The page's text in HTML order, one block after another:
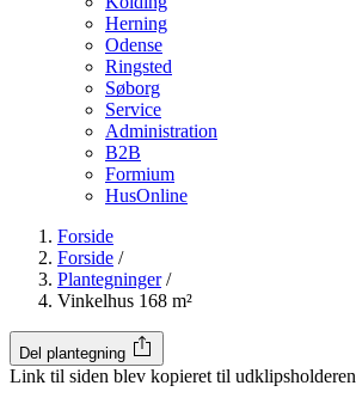
Herning
Odense
Ringsted
Søborg
Service
Administration
B2B
Formium
HusOnline
Forside
Forside /
Plantegninger /
Vinkelhus 168 m²
Del plantegning
Link til siden blev kopieret til udklipsholderen